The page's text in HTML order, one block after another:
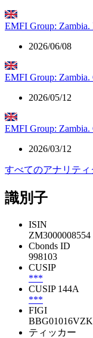
EMFI Group: Zambia.
2026/06/08
EMFI Group: Zambia.
2026/05/12
EMFI Group:
2026/03/12
すべてのアナリティ
識別子
ISIN
ZM3000008554
Cbonds ID
998103
CUSIP
***
CUSIP 144A
***
FIGI
ティッカー